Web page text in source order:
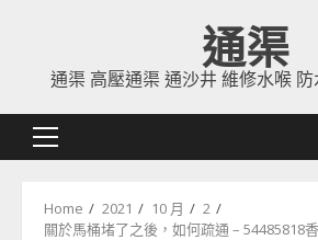
content
通渠
通渠 高壓通渠 通沙井 維修水喉
Primary
Home 2021 10 月
2
關於馬桶堵了之後，如何疏通 – 54485818